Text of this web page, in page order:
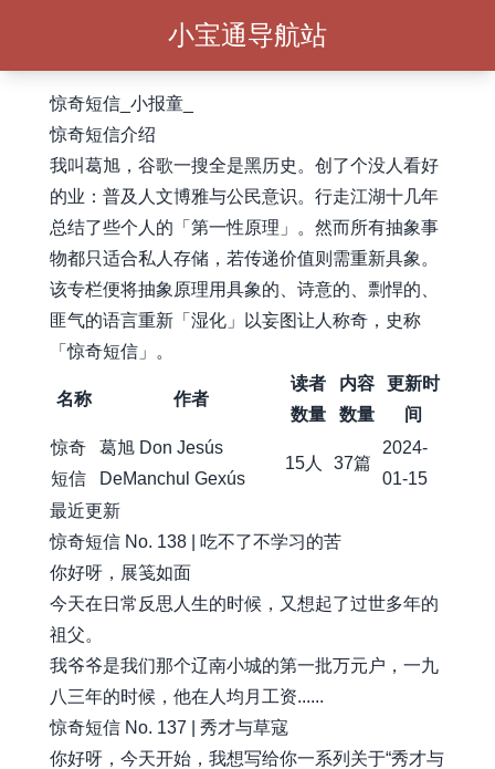
小宝通导航站
惊奇短信_小报童_
惊奇短信介绍
我叫葛旭，谷歌一搜全是黑历史。创了个没人看好
的业：普及人文博雅与公民意识。行走江湖十几年
总结了些个人的「第一性原理」。然而所有抽象事
物都只适合私人存储，若传递价值则需重新具象。
该专栏便将抽象原理用具象的、诗意的、剽悍的、
匪气的语言重新「湿化」以妄图让人称奇，史称
「惊奇短信」。
名称 作者
读者
数量
内容
数量
更新时
间
惊奇
短信
葛旭 Don Jesús
DeManchul Gexús
15人 37篇
2024-
01-15
最近更新
惊奇短信 No. 138 | 吃不了不学习的苦
你好呀，展笺如面
今天在日常反思人生的时候，又想起了过世多年的
祖父。
我爷爷是我们那个辽南小城的第一批万元户，一九
八三年的时候，他在人均月工资......
惊奇短信 No. 137 | 秀才与草寇
你好呀，今天开始，我想写给你一系列关于“秀才与